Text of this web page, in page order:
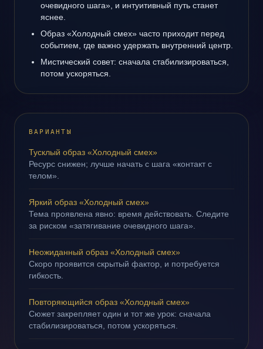
очевидного шага», и интуитивный путь станет
яснее.
Образ «Холодный смех» часто приходит перед
событием, где важно удержать внутренний центр.
Мистический совет: сначала стабилизироваться,
потом ускоряться.
ВАРИАНТЫ
Тусклый образ «Холодный смех»
Ресурс снижен; лучше начать с шага «контакт с
телом».
Яркий образ «Холодный смех»
Тема проявлена явно: время действовать. Следите
за риском «затягивание очевидного шага».
Неожиданный образ «Холодный смех»
Скоро проявится скрытый фактор, и потребуется
гибкость.
Повторяющийся образ «Холодный смех»
Сюжет закрепляет один и тот же урок: сначала
стабилизироваться, потом ускоряться.